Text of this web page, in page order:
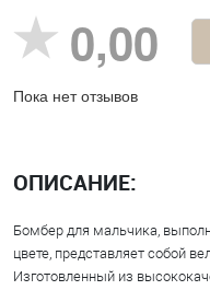
0,00
Пока нет отзывов
ОПИСАНИЕ:
Бомбер для мальчика,
цвете, представляет собой
Изготовленный из